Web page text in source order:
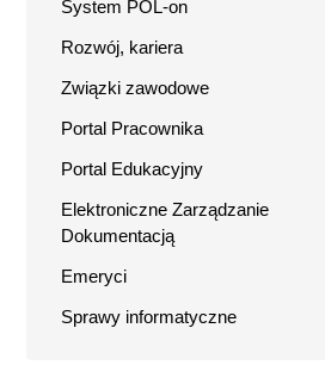
System POL-on
Rozwój, kariera
Związki zawodowe
Portal Pracownika
Portal Edukacyjny
Elektroniczne Zarządzanie
Dokumentacją
Emeryci
Sprawy informatyczne